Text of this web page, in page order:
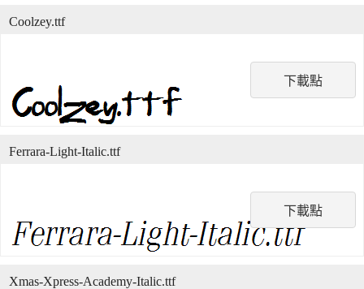
下載點
Coolzey.ttf
下載點
Ferrara-Light-Italic.ttf
Xmas-Xpress-Academy-Italic.ttf